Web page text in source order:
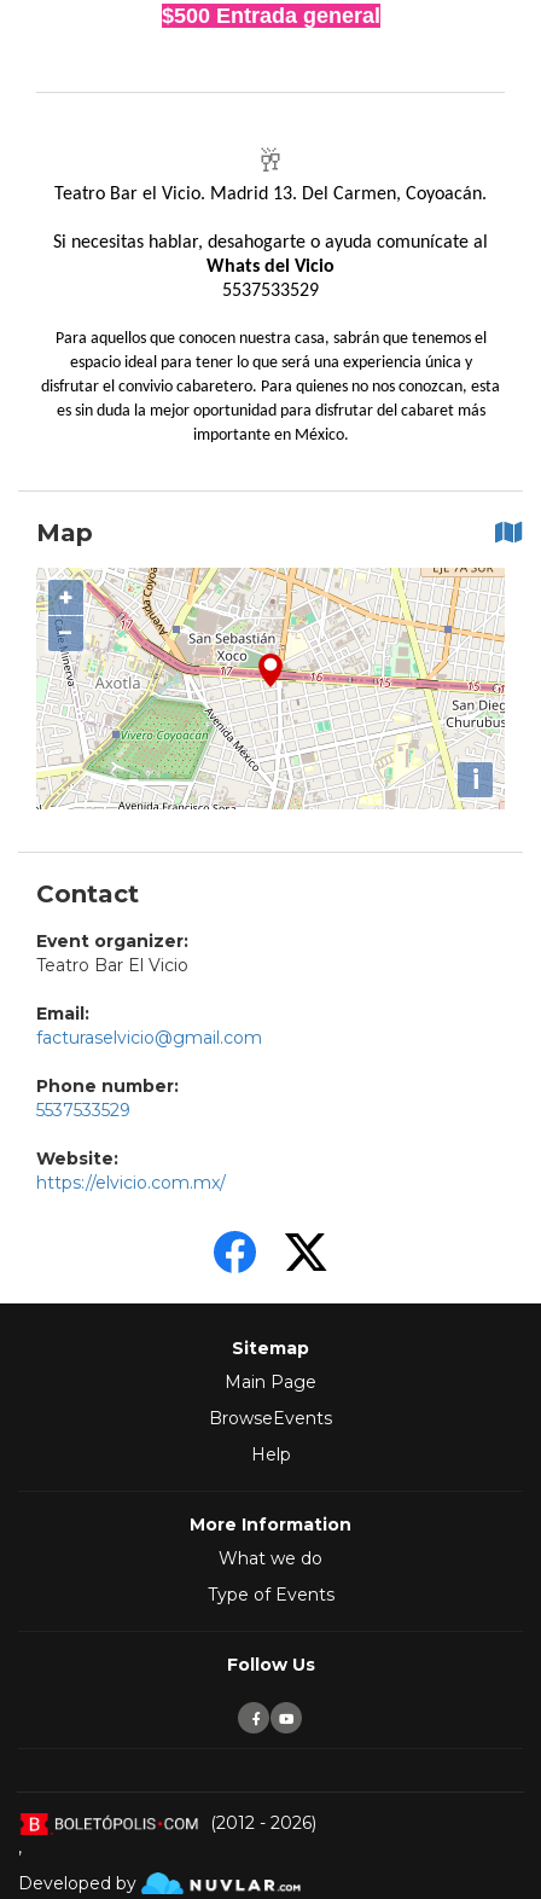
$500 Entrada general
🥂
Teatro Bar el Vicio. Madrid 13. Del Carmen, Coyoacán.
Si necesitas hablar, desahogarte o ayuda comunícate al
Whats del Vicio
5537533529
Para aquellos que conocen nuestra casa, sabrán que tenemos el
espacio ideal para tener lo que será una experiencia única y
disfrutar el convivio cabaretero. Para quienes no nos conozcan, esta
es sin duda la mejor oportunidad para disfrutar del cabaret más
importante en México.
Map
+
−
i
Contact
Event organizer:
Teatro Bar El Vicio
Email:
facturaselvicio@gmail.com
Phone number:
5537533529
Website:
https://elvicio.com.mx/
Sitemap
Main Page
BrowseEvents
Help
More Information
What we do
Type of Events
Follow Us
(2012 - 2026)
,
Developed by